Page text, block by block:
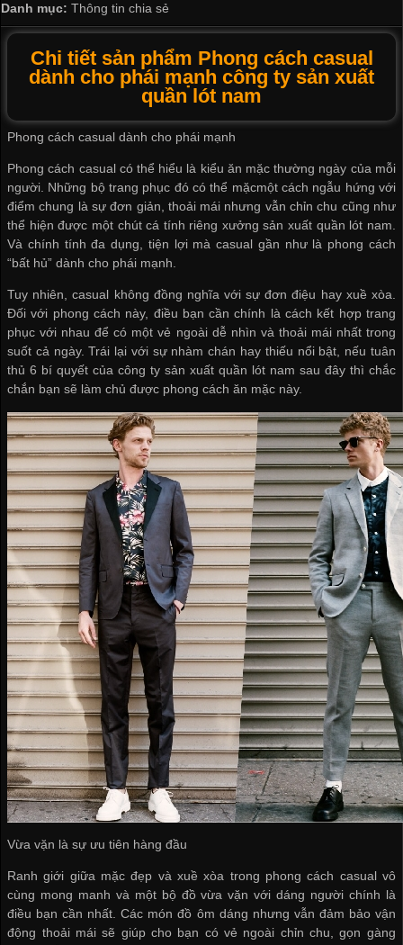
Danh mục: Thông tin chia sẻ
Chi tiết sản phẩm Phong cách casual
dành cho phái mạnh công ty sản xuất
quần lót nam
Phong cách casual dành cho phái mạnh
Phong cách casual có thể hiểu là kiểu ăn mặc thường ngày của mỗi
người. Những bộ trang phục đó có thể mặcmột cách ngẫu hứng với
điểm chung là sự đơn giản, thoải mái nhưng vẫn chỉn chu cũng như
thể hiện được một chút cá tính riêng xưởng sản xuất quần lót nam
Và chính tính đa dụng, tiện lợi mà casual gần như là phong cách
“bất hủ” dành cho phái mạnh.
Tuy nhiên, casual không đồng nghĩa với sự đơn điệu hay xuề xòa.
Đối với phong cách này, điều bạn cần chính là cách kết hợp trang
phục với nhau để có một vẻ ngoài dễ nhìn và thoải mái nhất trong
suốt cả ngày. Trái lại với sự nhàm chán hay thiếu nổi bật, nếu tuân
thủ 6 bí quyết củacông ty sản xuất quần lót nam sau đây thì chắc
chắn bạn sẽ làm chủ được phong cách ăn mặc này.
Vừa vặn là sự ưu tiên hàng đầu
Ranh giới giữa mặc đẹp và xuề xòa trong phong cách casual vô
cùng mong manh và một bộ đồ vừa vặn với dáng người chính là
điều bạn cần nhất. Các món đồ ôm dáng nhưng vẫn đảm bảo vận
động thoải mái sẽ giúp cho bạn có vẻ ngoài chỉn chu, gọn gàng